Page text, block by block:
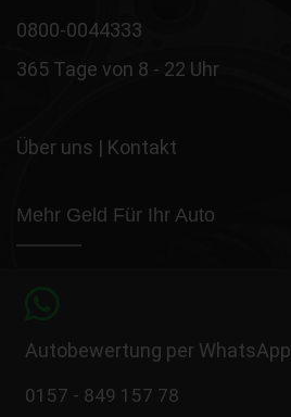
0800-0044333
365 Tage von 8 - 22 Uhr
Über uns | Kontakt
Mehr Geld Für Ihr Auto
Autobewertung per WhatsApp
0157 - 849 157 78